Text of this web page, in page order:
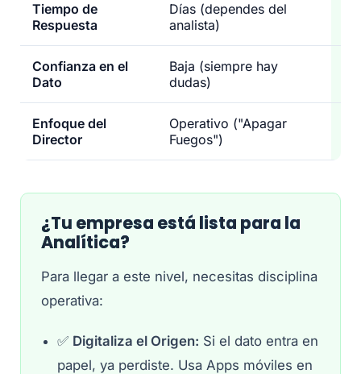
Tiempo de
Respuesta
Días (dependes del
analista)
Confianza en el
Dato
Baja (siempre hay
dudas)
Enfoque del
Director
Operativo ("Apagar
Fuegos")
¿Tu empresa está lista para la
Analítica?
Para llegar a este nivel, necesitas disciplina
operativa:
✅ Digitaliza el Origen: Si el dato entra en
papel, ya perdiste. Usa Apps móviles en